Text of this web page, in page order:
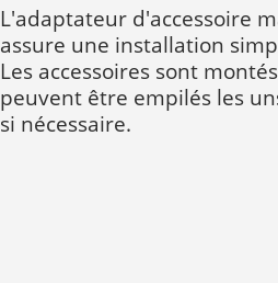
L'adaptateur d'accessoire
assure une installation
Les accessoires sont
peuvent être empilés les
si nécessaire.